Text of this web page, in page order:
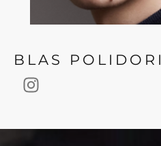
BLAS POLIDORI